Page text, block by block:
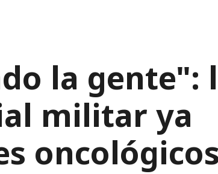
la gente":
militar ya